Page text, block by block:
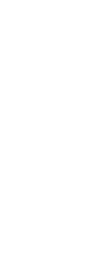
ламы) пальто "экрю"
из натуральной
из натуральной
мехом песца с
с капюшоном 70